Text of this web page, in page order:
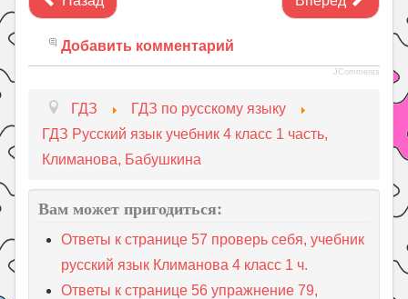
Добавить комментарий
JComments
ГДЗ
ГДЗ по русскому языку
ГДЗ Русский язык учебник 4 класс 1 часть,
Климанова, Бабушкина
Вам может пригодиться:
Ответы к странице 57 проверь себя, учебник
русский язык Климанова 4 класс 1 ч.
Ответы к странице 56 упражнение 79,